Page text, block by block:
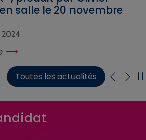
salle le 20 novembre
2024
Toutes les actualités